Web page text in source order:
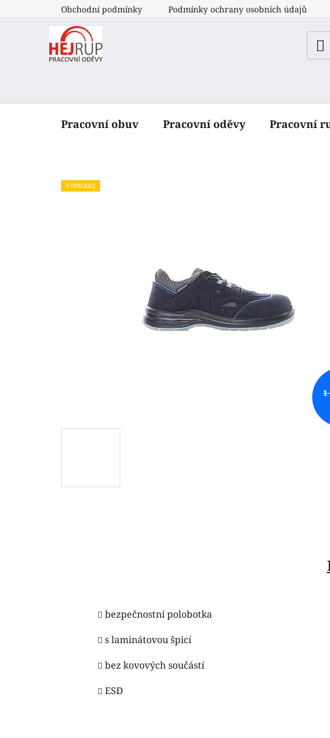
Obchodní podmínky Podmínky ochrany osobních údajů
Pracovní obuv Pracovní oděvy Pracovní
VÝPRODEJ
1
bezpečnostní polobotka
s laminátovou špicí
bez kovových součástí
ESD